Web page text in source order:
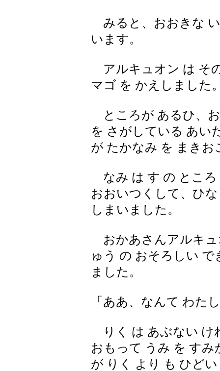
みると、おおきな
います。
アルキュオン は そ
マゴ を かえしました
ところが あるひ、
を さがしている あい
が たかなみ を まきお
なみ は す の ところ
おおいつくして、ひ
しまいました。
おかあさんアルキュ
ゅう の おそろしい
ました。
「ああ、なんて わた
りく は あぶない け
おもって うみ を す
が りく より も ひど